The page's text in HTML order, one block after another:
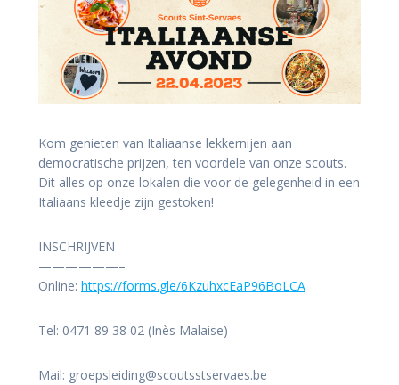
Kom genieten van Italiaanse lekkernijen aan
democratische prijzen, ten voordele van onze scouts.
Dit alles op onze lokalen die voor de gelegenheid in een
Italiaans kleedje zijn gestoken!
INSCHRIJVEN
——————–
Online: https://forms.gle/6KzuhxcEaP96BoLCA
Tel: 0471 89 38 02 (Inès Malaise)
Mail: groepsleiding@scoutsstservaes.be